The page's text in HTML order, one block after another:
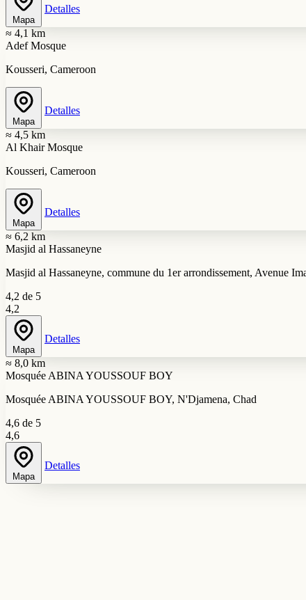
Mapa
Detalles
≈ 4,1 km
Adef Mosque
Kousseri, Cameroon
Mapa
Detalles
≈ 4,5 km
Al Khair Mosque
Kousseri, Cameroon
Mapa
Detalles
≈ 6,2 km
Masjid al Hassaneyne
Masjid al Hassaneyne, commune du 1er arrondissement, Avenue
4,2 de 5
4,2
Mapa
Detalles
≈ 8,0 km
Mosquée ABINA YOUSSOUF BOY
Mosquée ABINA YOUSSOUF BOY, N'Djamena, Chad
4,6 de 5
4,6
Mapa
Detalles